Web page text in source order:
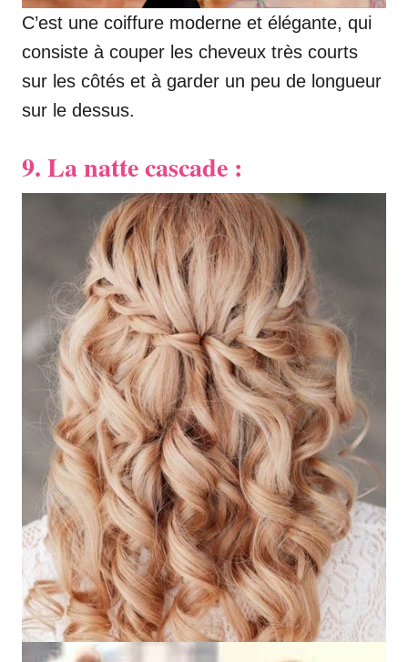
C’est une coiffure moderne et élégante, qui
consiste à couper les cheveux très courts
sur les côtés et à garder un peu de longueur
sur le dessus.
9. La natte cascade :